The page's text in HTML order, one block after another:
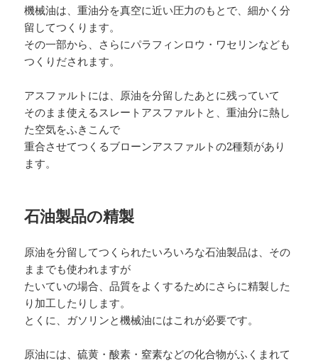
機械油は、重油分を真空に近い圧力のもとで、細かく分
留してつくります。
その一部から、さらにパラフィンロウ・ワセリンなども
つくりだされます。
アスファルトには、原油を分留したあとに残っていて
そのまま使えるスレートアスファルトと、重油分に熱し
た空気をふきこんで
重合させてつくるブローンアスファルトの2種類があり
ます。
石油製品の精製
原油を分留してつくられたいろいろな石油製品は、その
ままでも使われますが
たいていの場合、品質をよくするためにさらに精製した
り加工したりします。
とくに、ガソリンと機械油にはこれが必要です。
原油には、硫黄・酸素・窒素などの化合物がふくまれて